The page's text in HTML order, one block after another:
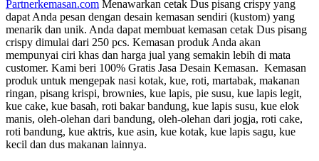
Partnerkemasan.com Menawarkan cetak Dus pisang crispy yang
dapat Anda pesan dengan desain kemasan sendiri (kustom) yang
menarik dan unik. Anda dapat membuat kemasan cetak Dus pisang
crispy dimulai dari 250 pcs. Kemasan produk Anda akan
mempunyai ciri khas dan harga jual yang semakin lebih di mata
customer. Kami beri 100% Gratis Jasa Desain Kemasan. Kemasan
produk untuk mengepak nasi kotak, kue, roti, martabak, makanan
ringan, pisang krispi, brownies, kue lapis, pie susu, kue lapis legit,
kue cake, kue basah, roti bakar bandung, kue lapis susu, kue elok
manis, oleh-olehan dari bandung, oleh-olehan dari jogja, roti cake,
roti bandung, kue aktris, kue asin, kue kotak, kue lapis sagu, kue
kecil dan dus makanan lainnya.